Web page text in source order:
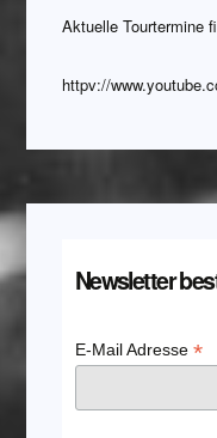
Aktuelle Tourtermine
httpv://
Newsletter
E-Mail Adresse *